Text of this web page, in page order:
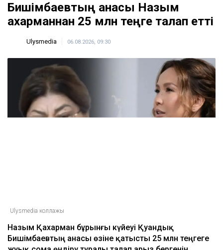
Бишімбаевтың анасы Назым
Қахарманнан 25 млн теңге талап етті
Ulysmedia 06.08.2026, 09:30
Ulysmedia коллажы
Назым Қахарман бұрынғы күйеуі Қуандық
Бишімбаевтың анасы өзіне қатысты 25 млн теңгеге